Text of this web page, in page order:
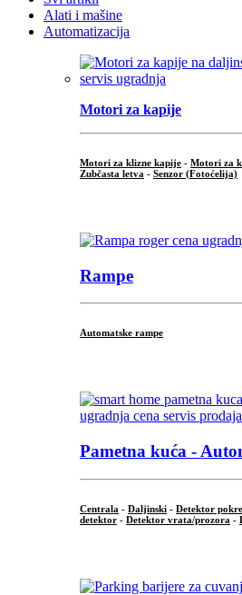
Alati i mašine
Automatizacija
Motori za kapije
Motori za klizne kapije - Motori za
Zubčasta letva - Senzor (Fotoćelija)
Rampe
Automatske rampe
Pametna kuća -
Centrala - Daljinski - Detektor
detektor - Detektor vrata/prozora -